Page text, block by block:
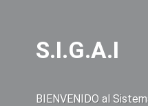
S.I.G.A.I
BIENVENIDO al